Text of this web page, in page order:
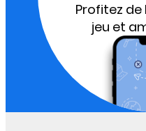
Profitez
jeu et